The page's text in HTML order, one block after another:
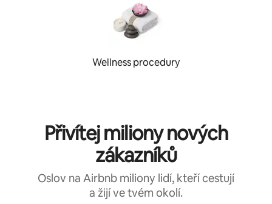
Wellness procedury
Přivítej miliony nových
zákazníků
Oslov na Airbnb miliony lidí, kteří cestují
a žijí ve tvém okolí.